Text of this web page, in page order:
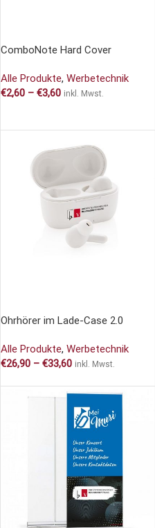
ComboNote Hard Cover
Alle Produkte, Werbetechnik
€2,60 – €3,60 inkl. Mwst.
Ohrhörer im Lade-Case 2.0
Alle Produkte, Werbetechnik
€26,90 – €33,60 inkl. Mwst.